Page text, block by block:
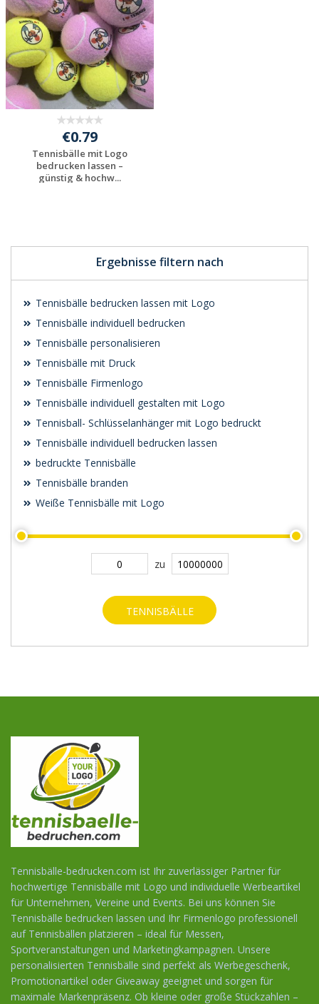
Ergebnisse filtern nach
Tennisbälle bedrucken lassen mit Logo
Tennisbälle individuell bedrucken
Tennisbälle personalisieren
Tennisbälle mit Druck
Tennisbälle Firmenlogo
Tennisbälle individuell gestalten mit Logo
Tennisball- Schlüsselanhänger mit Logo bedruckt
Tennisbälle individuell bedrucken lassen
bedruckte Tennisbälle
Tennisbälle branden
Weiße Tennisbälle mit Logo
zu
TENNISBÄLLE
€0.79
Tennisbälle mit Logo
bedrucken lassen –
günstig & hochw...
Tennisbälle-bedrucken.com ist Ihr zuverlässiger Partner für
hochwertige Tennisbälle mit Logo und individuelle Werbeartikel
für Unternehmen, Vereine und Events. Bei uns können Sie
Tennisbälle bedrucken lassen und Ihr Firmenlogo professionell
auf Tennisbällen platzieren – ideal für Messen,
Sportveranstaltungen und Marketingkampagnen. Unsere
personalisierten Tennisbälle sind perfekt als Werbegeschenk,
Promotionartikel oder Giveaway geeignet und sorgen für
maximale Markenpräsenz. Ob kleine oder große Stückzahlen –